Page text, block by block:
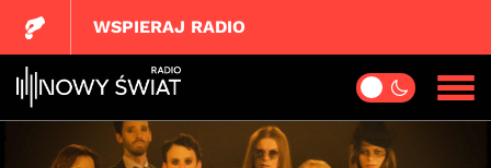
WSPIERAJ RADIO